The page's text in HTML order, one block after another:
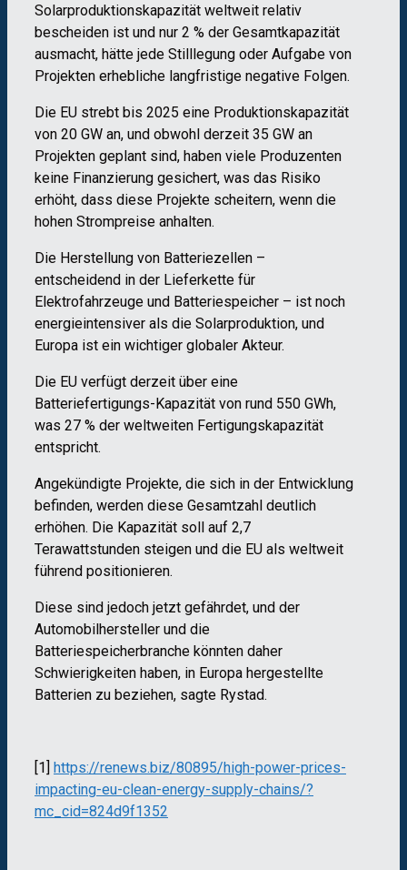
Solarproduktionskapazität weltweit relativ
bescheiden ist und nur 2 % der Gesamtkapazität
ausmacht, hätte jede Stilllegung oder Aufgabe von
Projekten erhebliche langfristige negative Folgen.
Die EU strebt bis 2025 eine Produktionskapazität
von 20 GW an, und obwohl derzeit 35 GW an
Projekten geplant sind, haben viele Produzenten
keine Finanzierung gesichert, was das Risiko
erhöht, dass diese Projekte scheitern, wenn die
hohen Strompreise anhalten.
Die Herstellung von Batteriezellen –
entscheidend in der Lieferkette für
Elektrofahrzeuge und Batteriespeicher – ist noch
energieintensiver als die Solarproduktion, und
Europa ist ein wichtiger globaler Akteur.
Die EU verfügt derzeit über eine
Batteriefertigungs-Kapazität von rund 550 GWh,
was 27 % der weltweiten Fertigungskapazität
entspricht.
Angekündigte Projekte, die sich in der Entwicklung
befinden, werden diese Gesamtzahl deutlich
erhöhen. Die Kapazität soll auf 2,7
Terawattstunden steigen und die EU als weltweit
führend positionieren.
Diese sind jedoch jetzt gefährdet, und der
Automobilhersteller und die
Batteriespeicherbranche könnten daher
Schwierigkeiten haben, in Europa hergestellte
Batterien zu beziehen, sagte Rystad.
[1] https://renews.biz/80895/high-power-prices-
impacting-eu-clean-energy-supply-chains/?
mc_cid=824d9f1352